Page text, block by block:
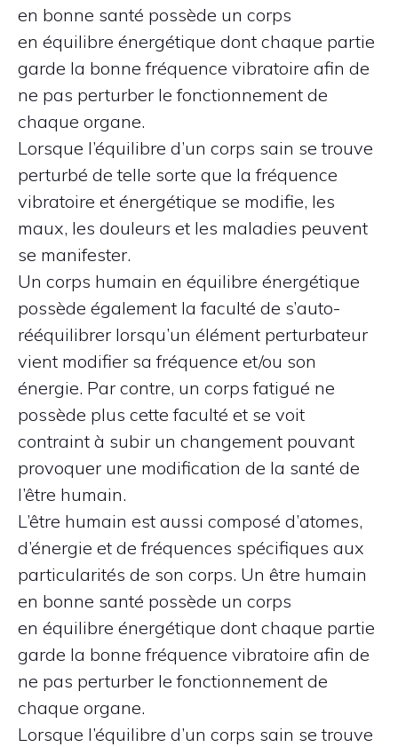
en bonne santé possède un corps
en équilibre énergétique dont chaque partie
garde la bonne fréquence vibratoire afin de
ne pas perturber le fonctionnement de
chaque organe.
Lorsque l’équilibre d’un corps sain se trouve
perturbé de telle sorte que la fréquence
vibratoire et énergétique se modifie, les
maux, les douleurs et les maladies peuvent
se manifester.
Un corps humain en équilibre énergétique
possède également la faculté de s’auto-
rééquilibrer lorsqu’un élément perturbateur
vient modifier sa fréquence et/ou son
énergie. Par contre, un corps fatigué ne
possède plus cette faculté et se voit
contraint à subir un changement pouvant
provoquer une modification de la santé de
l’être humain.
L’être humain est aussi composé d’atomes,
d’énergie et de fréquences spécifiques aux
particularités de son corps. Un être humain
en bonne santé possède un corps
en équilibre énergétique dont chaque partie
garde la bonne fréquence vibratoire afin de
ne pas perturber le fonctionnement de
chaque organe.
Lorsque l’équilibre d’un corps sain se trouve